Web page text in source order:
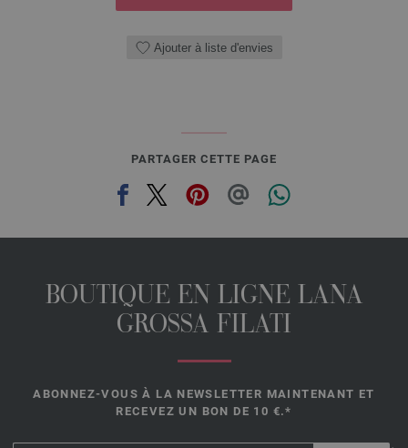
Ajouter à liste d'envies
PARTAGER CETTE PAGE
BOUTIQUE EN LIGNE LANA
GROSSA FILATI
ABONNEZ-VOUS À LA NEWSLETTER MAINTENANT ET
RECEVEZ UN BON DE 10 €.*